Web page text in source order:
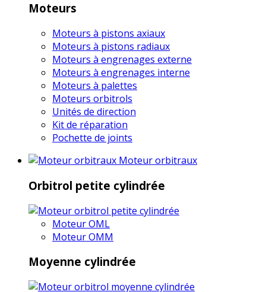
Moteurs
Moteurs à pistons axiaux
Moteurs à pistons radiaux
Moteurs à engrenages externe
Moteurs à engrenages interne
Moteurs à palettes
Moteurs orbitrols
Unités de direction
Kit de réparation
Pochette de joints
Moteur orbitraux
Orbitrol petite cylindrée
Moteur OML
Moteur OMM
Moyenne cylindrée